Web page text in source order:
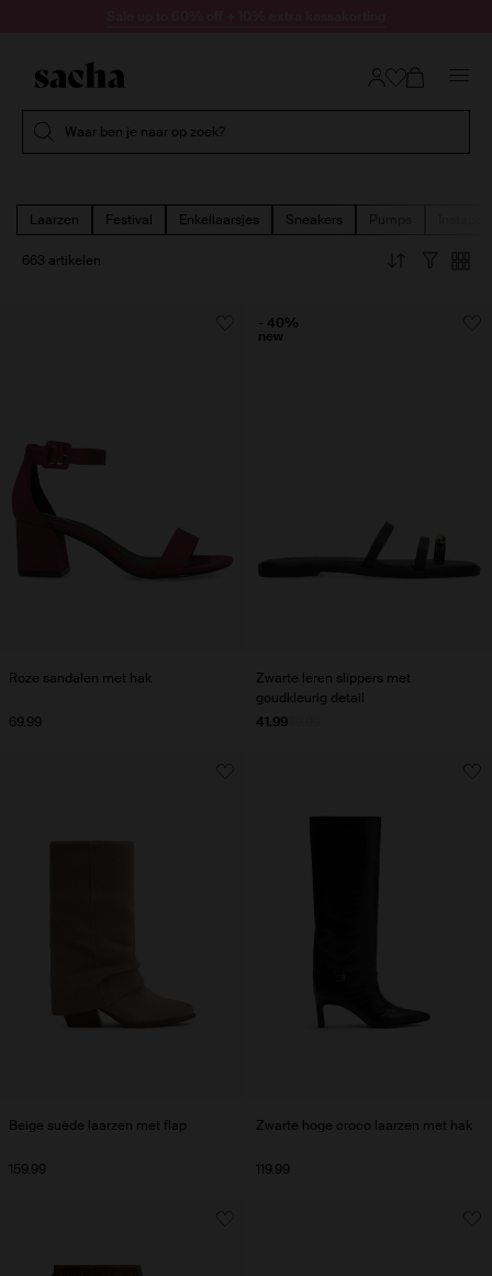
Waar ben je naar op zoek?
Laarzen Festival Enkellaarsjes Sneakers Pumps
663 artikelen
Roze sandalen met hak
69.99
Zwarte leren slippers met
goudkleurig detail
41.99
- 40%
new
Beige suède laarzen met flap
159.99
Zwarte hoge croco laarzen met hak
119.99